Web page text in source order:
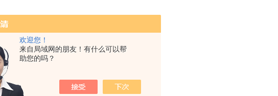
欢迎您！
来自局域网的朋友！有什么可以帮
助您的吗？